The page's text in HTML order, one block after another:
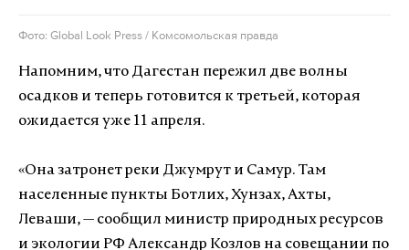
Фото: Global Look Press / Комсомольская правда
Напомним, что Дагестан пережил две волны
осадков и теперь готовится к третьей, которая
ожидается уже 11 апреля.
«Она затронет реки Джумрут и Самур. Там
населенные пункты Ботлих, Хунзах, Ахты,
Леваши, — сообщил министр природных ресурсов
и экологии РФ Александр Козлов на совещании по